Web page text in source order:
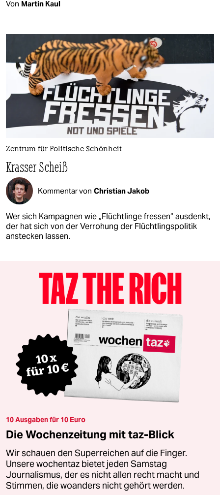
Von Martin Kaul
Zentrum für Politische Schönheit
Krasser Scheiß
Kommentar von Christian Jakob
Wer sich Kampagnen wie „Flüchtlinge fressen“ ausdenkt,
der hat sich von der Verrohung der Flüchtlingspolitik
anstecken lassen.​
10 Ausgaben für 10 Euro
Die Wochenzeitung mit taz-Blick
Wir schauen den Superreichen auf die Finger.
Unsere wochentaz bietet jeden Samstag
Journalismus, der es nicht allen recht macht und
Stimmen, die woanders nicht gehört werden.